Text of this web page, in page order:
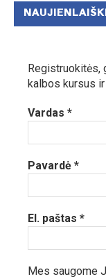
Registruokitės,
kalbos kursus
Vardas *
Pavardė *
El. paštas *
Mes saugome